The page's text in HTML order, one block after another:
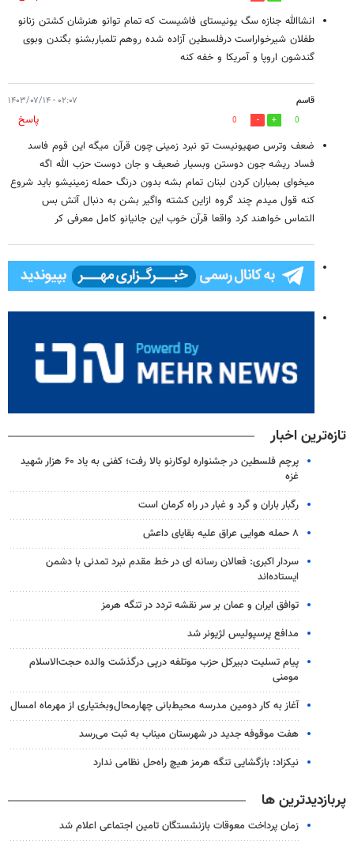
انشاالله جنازه سگ یونیستای فاشیست که تمام توانو هنرشان کشتن زنانو
طفلان شیرخواراست درفلسطین آزاده شده روهم تلمباربشنو بگندن وبوی
گندشون اروپا و آمریکا و خفه کنه
قاسم ۰۲:۰۷ - ۱۴۰۳/۰۷/۱۴
0
0
پاسخ
ضعف وترس صهیونیست تو نبرد زمینی چون قرآن میگه این قوم فاسد
فساد ریشه جون دوستن وبسیار ضعیف و جان دوست حزب الله اگه
میخوای بمباران کردن لبنان تمام بشه بدون درنگ حمله زمینیشو باید شروع
کنه قول میدم چند گروه ازاین کشته واگیر بشن به دنبال آتش بس
التماس خواهند کرد واقعا قرآن خوب این جانیانو کامل معرفی کر
تازه‌ترین اخبار
پرچم فلسطین در جشنواره لوکارنو بالا رفت؛ کفنی به یاد ۶۰ هزار شهید
غزه
رگبار باران و گرد و غبار در راه کرمان است
۸ حمله هوایی عراق علیه بقایای داعش
سردار اکبری: فعالان رسانه ای در خط مقدم نبرد تمدنی با دشمن
ایستاده‌اند
توافق ایران و عمان بر سر نقشه تردد در تنگه هرمز
مدافع پرسپولیس لژیونر شد
پیام تسلیت دبیرکل حزب موتلفه درپی درگذشت والده حجت‌الاسلام
مومنی
آغاز به کار دومین مدرسه محیط‌بانی چهارمحال‌وبختیاری از مهرماه امسال
هفت موقوفه جدید در شهرستان میناب به ثبت می‌رسد
نیکزاد: بازگشایی تنگه هرمز هیچ راه‌حل نظامی ندارد
پربازدیدترین ها
زمان پرداخت معوقات بازنشستگان تامین اجتماعی اعلام شد